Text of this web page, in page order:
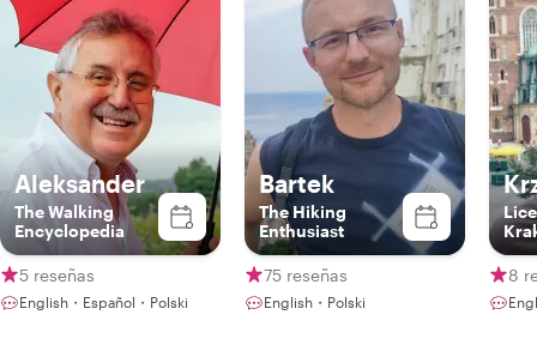
Aleksander
The Walking
Encyclopedia
5 reseñas
English・Español・Polski
Bartek
The Hiking
Enthusiast
75 reseñas
English・Polski
8